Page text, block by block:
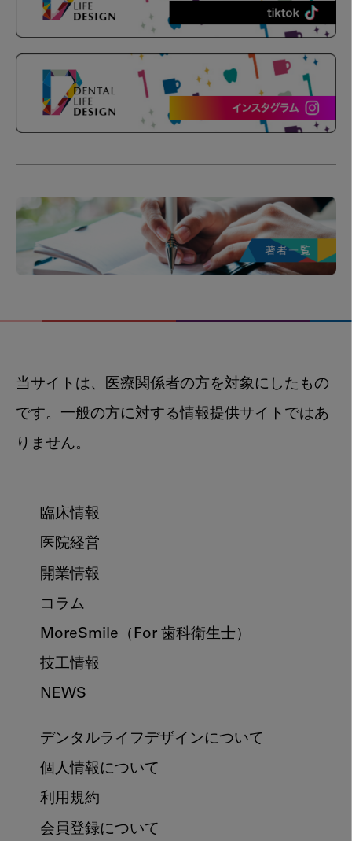
当サイトは、医療関係者の方を対象にしたもの
です。一般の方に対する情報提供サイトではあ
りません。
臨床情報
医院経営
開業情報
コラム
MoreSmile （For 歯科衛生士）
技工情報
NEWS
デンタルライフデザインについて
個人情報について
利用規約
会員登録について